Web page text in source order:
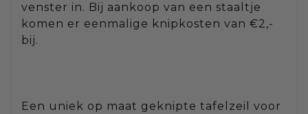
venster in. Bij aankoop van een staaltje
komen er eenmalige knipkosten van €2,-
bij.
Een uniek op maat geknipte tafelzeil voor